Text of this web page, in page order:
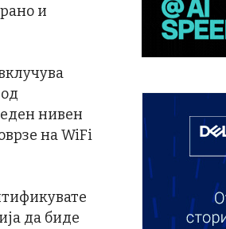
и
нивен
на WiFi
да биде